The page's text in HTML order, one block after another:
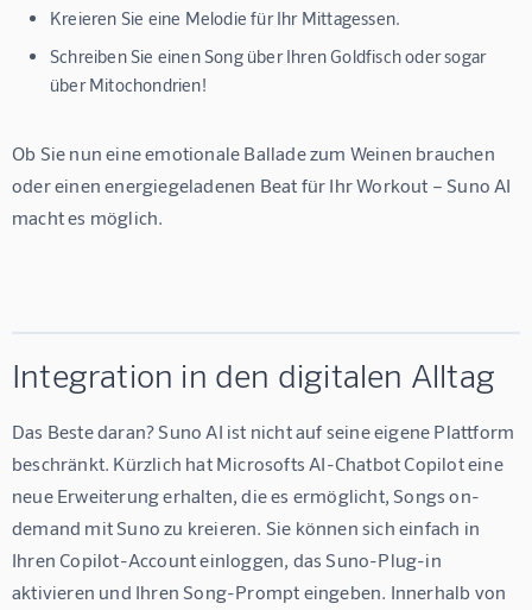
Kreieren Sie eine Melodie für Ihr Mittagessen.
Schreiben Sie einen Song über Ihren Goldfisch oder sogar
über Mitochondrien!
Ob Sie nun eine emotionale Ballade zum Weinen brauchen
oder einen energiegeladenen Beat für Ihr Workout – Suno AI
macht es möglich.
Integration in den digitalen Alltag
Das Beste daran? Suno AI ist nicht auf seine eigene Plattform
beschränkt. Kürzlich hat Microsofts AI-Chatbot Copilot eine
neue Erweiterung erhalten, die es ermöglicht, Songs on-
demand mit Suno zu kreieren. Sie können sich einfach in
Ihren Copilot-Account einloggen, das Suno-Plug-in
aktivieren und Ihren Song-Prompt eingeben. Innerhalb von